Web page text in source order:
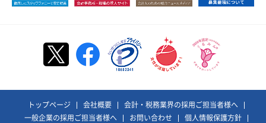
トップページ 会社概要
会計・税務業界の採用ご担当者様へ
一般企業の採用ご担当者様へ
お問い合わせ 個人情報保護方針